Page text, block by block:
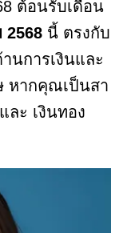
ต้อนรับเดือน
2568 นี้ ตรงกับ
นการเงินและ
หากคุณเป็นสา
ละ เงินทอง